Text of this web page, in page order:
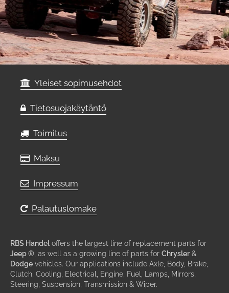
Yleiset sopimusehdot
Tietosuojakäytäntö
Toimitus
Maksu
Impressum
Palautuslomake
RBS Handel offers the largest line of replacement parts for
Jeep ®, as well as a growing line of parts for Chrysler &
Dodge vehicles. Our applications include Axle, Body, Brake,
Clutch, Cooling, Electrical, Engine, Fuel, Lamps, Mirrors,
Steering, Suspension, Transmission & Wiper.